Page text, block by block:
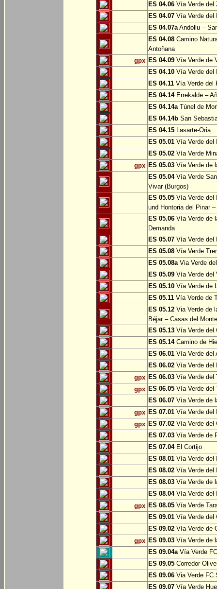
ES 04.06 Vía Verde del
ES 04.07 Vía Verde del
ES 04.07aAndollu –
ES 04.08 Camino
Antoñana
gpx ES 04.09 Vía Verde de
ES 04.10 Vía Verde del
ES 04.11 Vía Verde del
ES 04.14Errekalde –
ES 04.14aTúnel de
ES 04.14b San
ES 04.15 Lasarte-Oria
ES 05.01 Vía Verde del
ES 05.02 Vía Verde
gpx ES 05.03 Vía Verde de
ES 05.04Vía Verde
Vivar (Burgos)
ES 05.05 Vía Verde del
und Hontoria del Pinar
ES 05.06 Vía Verde de
Demanda
ES 05.07 Vía Verde del
ES 05.08 Vía Verde
ES 05.08aVia Verde
ES 05.09 Vía Verde del
ES 05.10 Vía Verde de
ES 05.11 Vía Verde de
ES 05.12 Via Verde de
Béjar – Casas del Monte
ES 05.13 Vía Verde del
ES 05.14Camino de
ES 06.01 Vía Verde del
ES 06.02 Vía Verde del
gpx ES 06.03 Vía Verde del
gpx ES 06.05 Vía Verde del
ES 06.07 Vìa Verde de
gpx ES 07.01 Vía Verde del
gpx ES 07.02 Vía Verde del
ES 07.03 Vía Verde de
ES 07.04El Cortijo
ES 08.01 Vía Verde del
ES 08.02 Vía Verde del
ES 08.03 Vía Verde de
ES 08.04Vía Verde del
gpx ES 08.05 Vía Verde
ES 09.01 Vía Verde del
ES 09.02 Vía Verde de
gpx ES 09.03 Vía Verde de
ES 09.04aVía Verde
ES 09.05 Corredor
ES 09.06 Via Verde
ES 09.07 Vía Verde